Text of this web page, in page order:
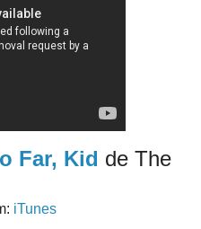
Far, Kid de The
iTunes